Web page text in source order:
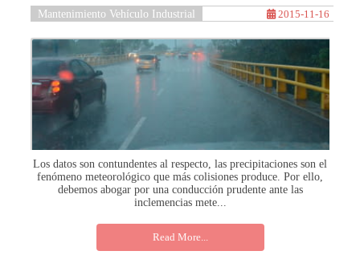
Mantenimiento Vehículo Industrial 2015-11-16
Los datos son contundentes al respecto, las precipitaciones son el
fenómeno meteorológico que más colisiones produce. Por ello,
debemos abogar por una conducción prudente ante las
inclemencias mete...
Read More...